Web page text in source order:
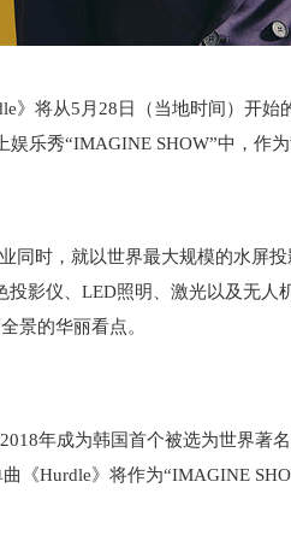
》 将从5月28日 （当地时间 ） 开始
娱乐秀“IMAGINE SHOW”中，作为
同 时， 就以世界最大规模的水屏投
投影仪 LED照明、激光以及无人
景的华丽看点。
2018年成为韩国首个被选为世界著
曲《Hurdle》 将作为“IMAGINE